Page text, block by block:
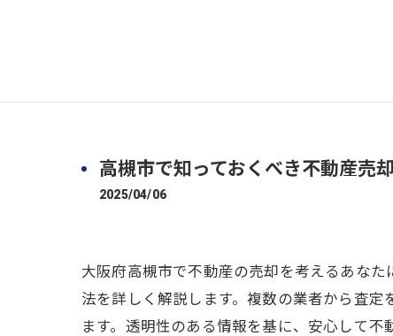
高槻市で知っておくべき不動産売
2025/04/06
大阪府高槻市で不動産の売却を考えるあな
法を詳しく解説します。複数の業者から査
ます。透明性のある情報を基に、安心して不